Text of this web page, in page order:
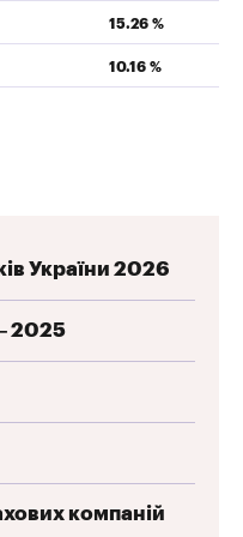
15.26 %
10.16 %
України 2026
2025
компаній